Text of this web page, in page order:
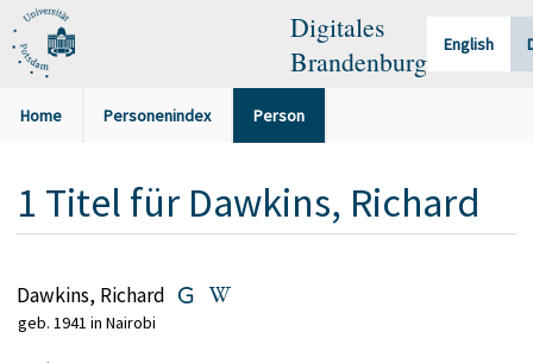
Digitales
Brandenburg
English
Home Personenindex Person
1 Titel für Dawkins, Richard
Dawkins, Richard
geb. 1941 in Nairobi